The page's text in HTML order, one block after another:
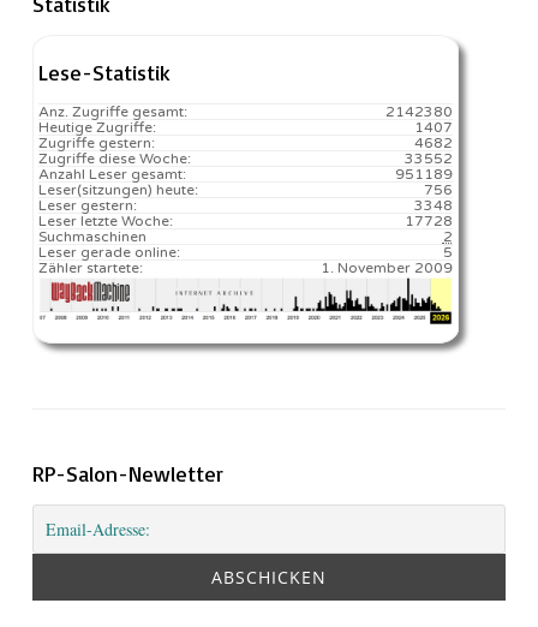
Lese-Statistik
2142380
Anz. Zugriffe gesamt:
1407
Heutige Zugriffe:
4682
Zugriffe gestern:
33552
Zugriffe diese Woche:
951189
Anzahl Leser gesamt:
756️
Leser(sitzungen) heute:
3348
Leser gestern:
17728️
Leser letzte Woche:
2
Suchmaschinen
5
Leser gerade online:
1. November 2009
Zähler startete:
RP-Salon-Newletter